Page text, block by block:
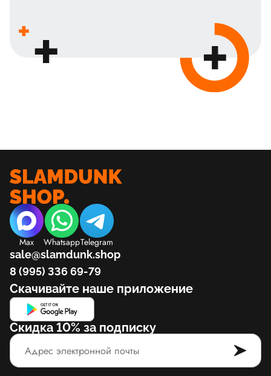
Max WhatsappTelegram
sale@slamdunk.shop
8 (995) 336 69-79
Скачивайте наше приложение
Скидка 10% за подписку